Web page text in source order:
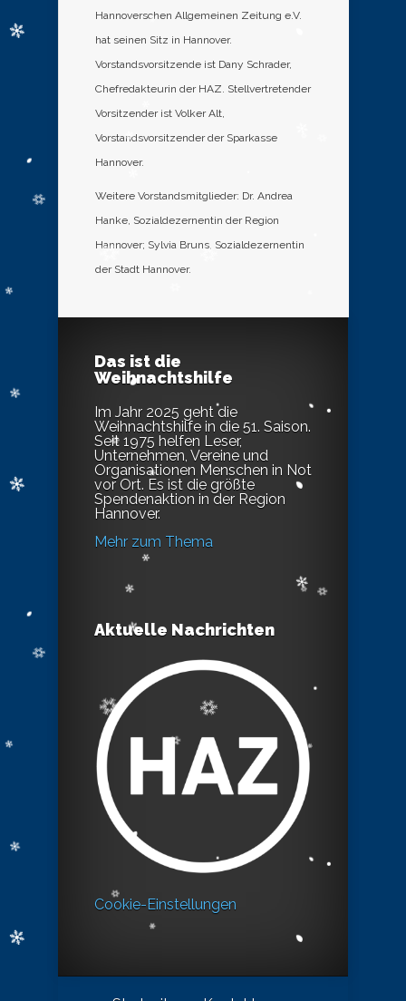
Hannoverschen Allgemeinen Zeitung e.V.
hat seinen Sitz in Hannover.
Vorstandsvorsitzende ist Dany Schrader,
Chefredakteurin der HAZ. Stellvertretender
Vorsitzender ist Volker Alt,
Vorstandsvorsitzender der Sparkasse
Hannover.
Weitere Vorstandsmitglieder: Dr. Andrea
Hanke, Sozialdezernentin der Region
Hannover; Sylvia Bruns, Sozialdezernentin
der Stadt Hannover.
Das ist die
Weihnachtshilfe
Im Jahr 2025 geht die
Weihnachtshilfe in die 51. Saison.
Seit 1975 helfen Leser,
Unternehmen, Vereine und
Organisationen Menschen in Not
vor Ort. Es ist die größte
Spendenaktion in der Region
Hannover.
Mehr zum Thema
Aktuelle Nachrichten
Cookie-Einstellungen